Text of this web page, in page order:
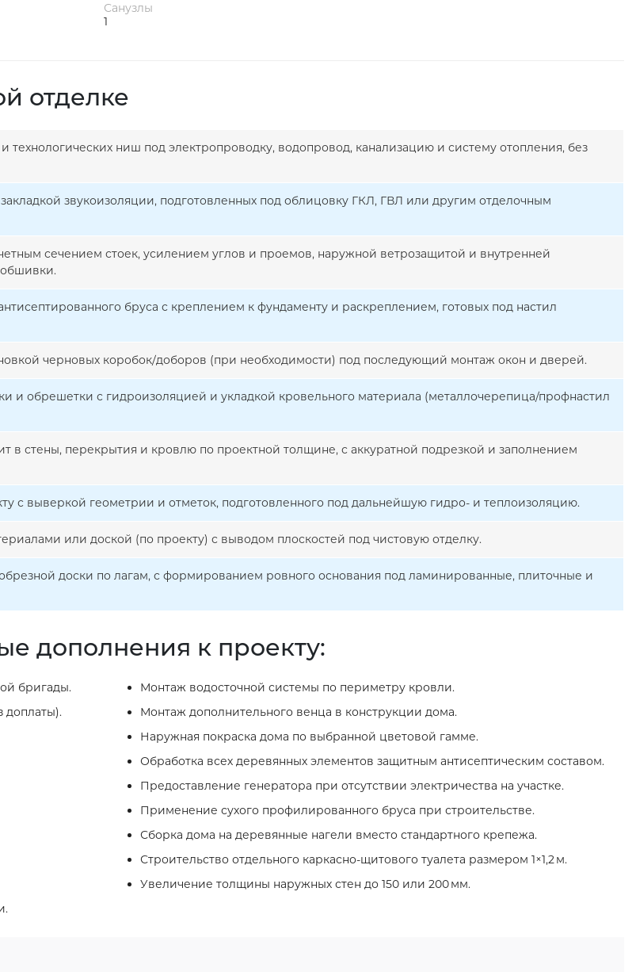
Санузлы
1
отделке
технологических ниш под электропроводку, водопровод, канализацию и систему отопления, без
звукоизоляции, подготовленных под облицовку ГКЛ, ГВЛ или другим отделочным
сечением стоек, усилением углов и проемов, наружной ветрозащитой и внутренней
бруса с креплением к фундаменту и раскреплением, готовых под настил
черновых коробок/доборов (при необходимости) под последующий монтаж окон и дверей.
и обрешетки с гидроизоляцией и укладкой кровельного материала (металлочерепица/профнастил
в стены, перекрытия и кровлю по проектной толщине, с аккуратной подрезкой и заполнением
с выверкой геометрии и отметок, подготовленного под дальнейшую гидро- и теплоизоляцию.
или доской (по проекту) с выводом плоскостей под чистовую отделку.
доски по лагам, с формированием ровного основания под ламинированные, плиточные и
дополнения к проекту:
бригады.
доплаты).
Монтаж водосточной системы по периметру кровли.
Монтаж дополнительного венца в конструкции дома.
Наружная покраска дома по выбранной цветовой гамме.
Обработка всех деревянных элементов защитным антисептическим составом.
Предоставление генератора при отсутствии электричества на участке.
Применение сухого профилированного бруса при строительстве.
Сборка дома на деревянные нагели вместо стандартного крепежа.
Строительство отдельного каркасно‑щитового туалета размером 1×1,2 м.
Увеличение толщины наружных стен до 150 или 200 мм.